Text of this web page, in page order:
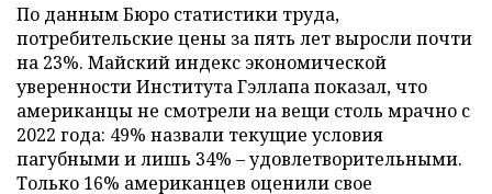
По данным Бюро статистики труда,
потребительские цены за пять лет выросли почти
на 23%. Майский индекс экономической
уверенности Института Гэллапа показал, что
американцы не смотрели на вещи столь мрачно с
2022 года: 49% назвали текущие условия
пагубными и лишь 34% – удовлетворительными.
Только 16% американцев оценили свое